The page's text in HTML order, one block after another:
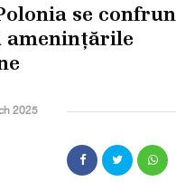
se
amenințările
2025